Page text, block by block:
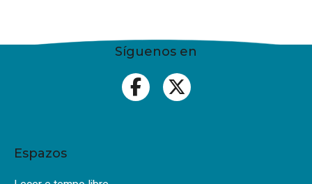
Síguenos en
Espazos